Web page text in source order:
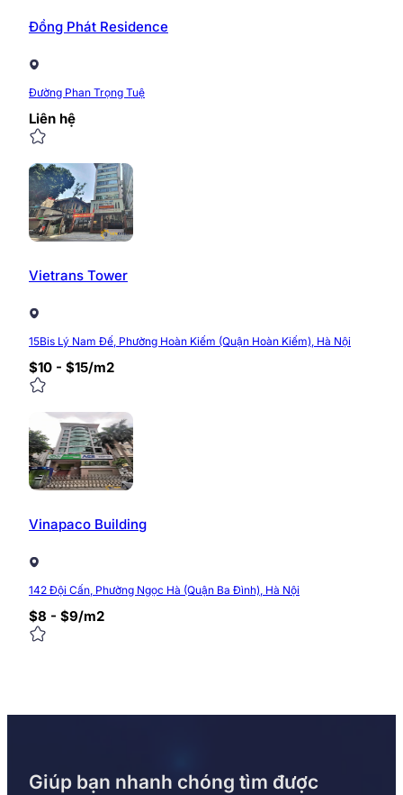
Hotline: 0968.382.682
0/5
Đồng Phát Residence
Đường Phan Trọng Tuệ
Liên hệ
Vietrans Tower
15Bis Lý Nam Đế, Phường Hoàn Kiếm (Quận Hoàn Kiếm), Hà Nội
$10 - $15/m2
Vinapaco Building
142 Đội Cấn, Phường Ngọc Hà (Quận Ba Đình), Hà Nội
$8 - $9/m2
Giúp bạn nhanh chóng tìm được